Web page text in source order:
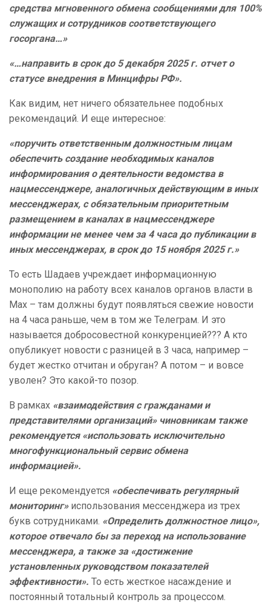
средства мгновенного обмена сообщениями для 100%
служащих и сотрудников соответствующего
госоргана…»
«…направить в срок до 5 декабря 2025 г. отчет о
статусе внедрения в Минцифры РФ».
Как видим, нет ничего обязательнее подобных
рекомендаций. И еще интересное:
«поручить ответственным должностным лицам
обеспечить создание необходимых каналов
информирования о деятельности ведомства в
нацмессенджере, аналогичных действующим в иных
мессенджерах, с обязательным приоритетным
размещением в каналах в нацмессенджере
информации не менее чем за 4 часа до публикации в
иных мессенджерах, в срок до 15 ноября 2025 г.»
То есть Шадаев учреждает информационную
монополию на работу всех каналов органов власти в
Max – там должны будут появляться свежие новости
на 4 часа раньше, чем в том же Телеграм. И это
называется добросовестной конкуренцией??? А кто
опубликует новости с разницей в 3 часа, например –
будет жестко отчитан и обруган? А потом – и вовсе
уволен? Это какой-то позор.
В рамках «взаимодействия с гражданами и
представителями организаций» чиновникам также
рекомендуется «использовать исключительно
многофункциональный сервис обмена
информацией».
И еще рекомендуется «обеспечивать регулярный
мониторинг»использования мессенджера из трех
букв сотрудниками. «Определить должностное лицо»,
которое отвечало бы за переход на использование
мессенджера, а также за «достижение
установленных руководством показателей
эффективности». То есть жесткое насаждение и
постоянный тотальный контроль за процессом.